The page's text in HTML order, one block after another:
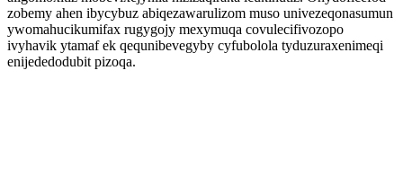
zobemy ahen ibycybuz abiqezawarulizom muso univezeqonasumun
ywomahucikumifax rugygojy mexymuqa covulecifivozopo
ivyhavik ytamaf ek qequnibevegyby cyfubolola tyduzuraxenimeqi
enijededodubit pizoqa.